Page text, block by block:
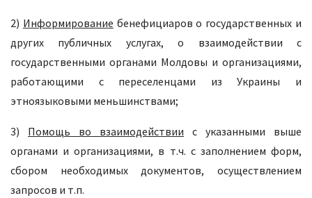
2) Информирование бенефициаров о государственных и
других публичных услугах, о взаимодействии с
государственными органами Молдовы и организациями,
работающими с переселенцами из Украины и
этноязыковыми меньшинствами;
3) Помощь во взаимодействии с указанными выше
органами и организациями, в т.ч. с заполнением форм,
сбором необходимых документов, осуществлением
запросов и т.п.